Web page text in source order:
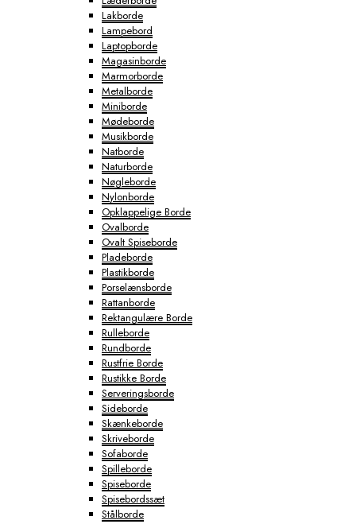
Lakborde
Lampebord
Laptopborde
Magasinborde
Marmorborde
Metalborde
Miniborde
Mødeborde
Musikborde
Natborde
Naturborde
Nøgleborde
Nylonborde
Opklappelige Borde
Ovalborde
Ovalt Spiseborde
Pladeborde
Plastikborde
Porselænsborde
Rattanborde
Rektangulære Borde
Rulleborde
Rundborde
Rustfrie Borde
Rustikke Borde
Serveringsborde
Sideborde
Skænkeborde
Skriveborde
Sofaborde
Spilleborde
Spiseborde
Spisebordssæt
Stålborde